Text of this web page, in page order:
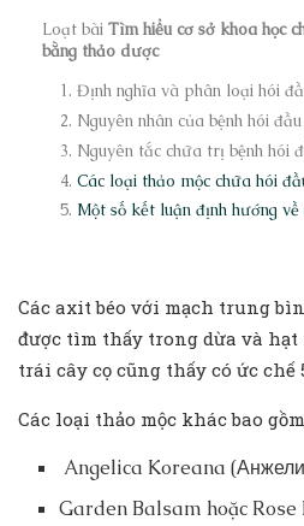
Loạt bài Tìm hiểu cơ sở khoa học
bằng thảo dược
Định nghĩa và phân loại hói
Nguyên nhân của bệnh hói đầu
Nguyên tắc chữa trị bệnh hói
Các loại thảo mộc chữa hói
Một số kết luận định hướng
Các axit béo với mạch trung
được tìm thấy trong dừa và
trái cây cọ cũng thấy có ức chế
Các loại thảo mộc khác bao
Angelica Koreana
Garden Balsam hoặc